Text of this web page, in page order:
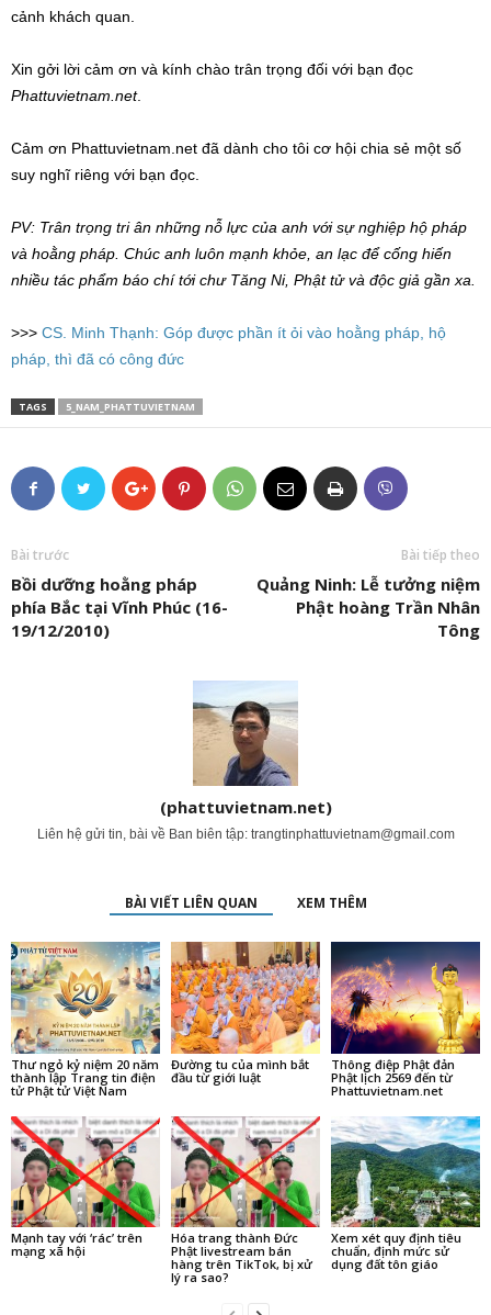
cảnh khách quan.
Xin gởi lời cảm ơn và kính chào trân trọng đối với bạn đọc
Phattuvietnam.net.
Cảm ơn Phattuvietnam.net đã dành cho tôi cơ hội chia sẻ một số
suy nghĩ riêng với bạn đọc.
PV: Trân trọng tri ân những nỗ lực của anh với sự nghiệp hộ pháp
và hoằng pháp. Chúc anh luôn mạnh khỏe, an lạc để cống hiến
nhiều tác phẩm báo chí tới chư Tăng Ni, Phật tử và độc giả gần xa.
>>> CS. Minh Thạnh: Góp được phần ít ỏi vào hoằng pháp, hộ
pháp, thì đã có công đức
TAGS 5_NAM_PHATTUVIETNAM
Bài trước
Bồi dưỡng hoằng pháp
phía Bắc tại Vĩnh Phúc (16-
19/12/2010)
Bài tiếp theo
Quảng Ninh: Lễ tưởng niệm
Phật hoàng Trần Nhân
Tông
(phattuvietnam.net)
Liên hệ gửi tin, bài về Ban biên tập: trangtinphattuvietnam@gmail.com
BÀI VIẾT LIÊN QUAN XEM THÊM
Thư ngỏ kỷ niệm 20 năm
thành lập Trang tin điện
tử Phật tử Việt Nam
Đường tu của mình bắt
đầu từ giới luật
Thông điệp Phật đản
Phật lịch 2569 đến từ
Phattuvietnam.net
Mạnh tay với ‘rác’ trên
mạng xã hội
Hóa trang thành Đức
Phật livestream bán
hàng trên TikTok, bị xử
lý ra sao?
Xem xét quy định tiêu
chuẩn, định mức sử
dụng đất tôn giáo